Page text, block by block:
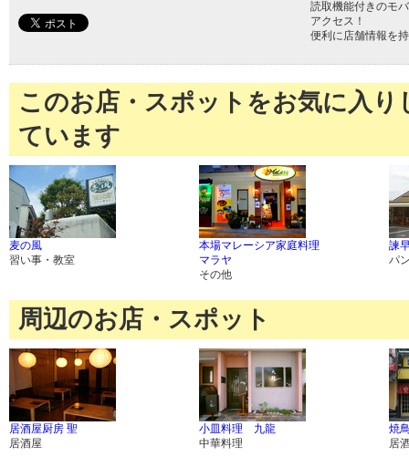
読取機能付きのモ
アクセス！
便利に店舗情報を
このお店・スポットをお気に入
ています
麦の風
習い事・教室
本場マレーシア家庭料理
マラヤ
その他
諫
パ
周辺のお店・スポット
居酒屋厨房 聖
居酒屋
小皿料理 九龍
中華料理
焼
居